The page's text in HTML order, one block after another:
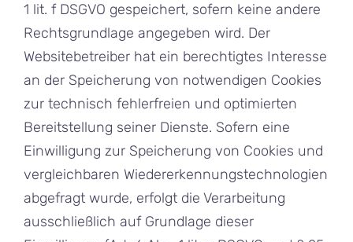
1 lit. f DSGVO gespeichert, sofern keine andere
Rechtsgrundlage angegeben wird. Der
Websitebetreiber hat ein berechtigtes Interesse
an der Speicherung von notwendigen Cookies
zur technisch fehlerfreien und optimierten
Bereitstellung seiner Dienste. Sofern eine
Einwilligung zur Speicherung von Cookies und
vergleichbaren Wiedererkennungstechnologien
abgefragt wurde, erfolgt die Verarbeitung
ausschließlich auf Grundlage dieser